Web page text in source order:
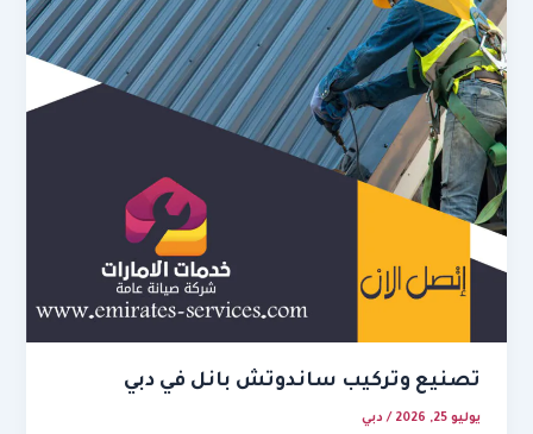
تصنيع وتركيب ساندوتش بانل في دبي
يوليو 25, 2026 / دبي